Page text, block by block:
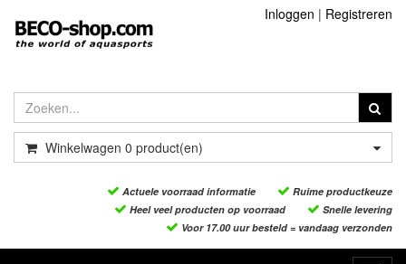
Inloggen | Registreren
Winkelwagen 0 product(en)
Actuele voorraad informatie
Ruime productkeuze
Heel veel producten op voorraad
Snelle levering
Voor 17.00 uur besteld = vandaag verzonden